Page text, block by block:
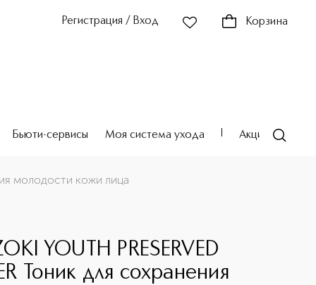
Регистрация / Вход Корзина
Бьюти-сервисы Моя система ухода Акции
молодости кожи лица
YOUTH PRESERVED
Тоник для сохранения